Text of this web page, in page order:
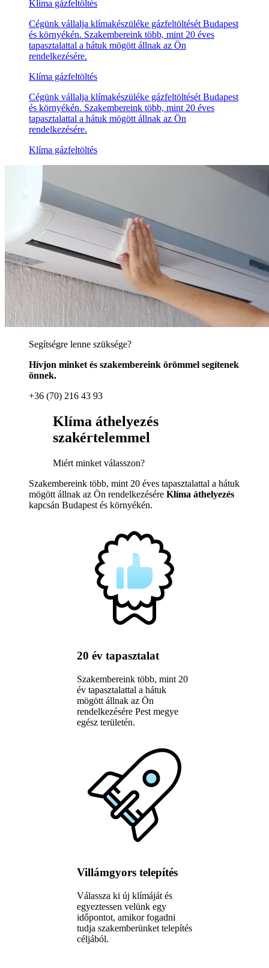
Klíma gázfeltöltés
Cégünk vállalja klímakészüléke gázfeltöltését Budapest
és környékén. Szakembereink több, mint 20 éves
tapasztalattal a hátuk mögött állnak az Ön
rendelkezésére.
Klíma gázfeltöltés
Cégünk vállalja klímakészüléke gázfeltöltését Budapest
és környékén. Szakembereink több, mint 20 éves
tapasztalattal a hátuk mögött állnak az Ön
rendelkezésére.
Klíma gázfeltöltés
Segítségre lenne szüksége?
Hívjon minket és szakembereink örömmel segítenek
önnek.
+36 (70) 216 43 93
Klíma áthelyezés
szakértelemmel
Miért minket válasszon?
Szakembereink több, mint 20 éves tapasztalattal a hátuk
mögött állnak az Ön rendelkezésére Klíma áthelyezés
kapcsán Budapest és környékén.
20 év tapasztalat
Szakembereink több, mint 20
év tapasztalattal a hátuk
mögött állnak az Ön
rendelkezésére Pest megye
egész területén.
Villámgyors telepítés
Válassza ki új klímáját és
egyeztessen velünk egy
időpontot, amikor fogadni
tudja szakemberünket telepítés
céljából.